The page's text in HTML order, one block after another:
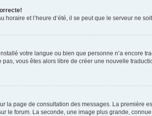
horaire et l’heure d’été, il se peut que le serveur ne
votre langue ou bien que personne n’a encore
pas, vous êtes alors libre de créer une nouvelle
la page de consultation des messages. La première
le forum. La seconde, une image plus grande,